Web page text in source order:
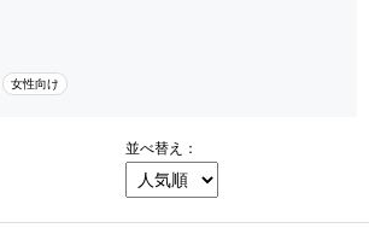
女性向け
並べ替え：